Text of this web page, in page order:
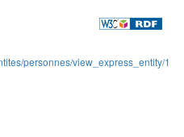
personnes/view_express_entity/1